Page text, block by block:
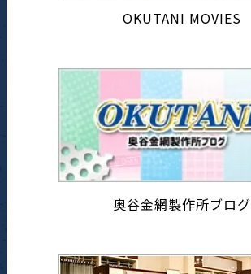
OKUTANI MOVIES
奥谷金網製作所ブログ